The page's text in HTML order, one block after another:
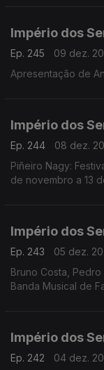
Império dos
Ep. 245
09 dez.
Apresentação de
Império dos
Ep. 244
08 dez.
Piñeiro Nagy:
de novembro a 13
Império dos
Ep. 243
05 dez.
Bruno Costa,
Banda Musical de
Império dos
Ep. 242
04 dez.